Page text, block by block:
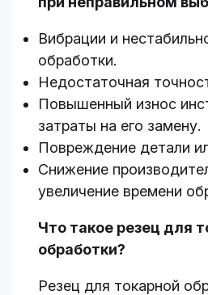
Вибрации и
обработки.
Недостаточная
Повышенный износ
затраты на его замену.
Повреждение детали
Снижение
увеличение времени
Что такое резец для
обработки?
Резец для токарной